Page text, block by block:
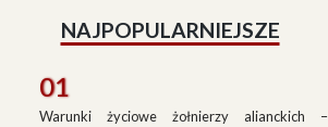
NAJPOPULARNIEJSZE
01
Warunki życiowe żołnierzy alianckich –